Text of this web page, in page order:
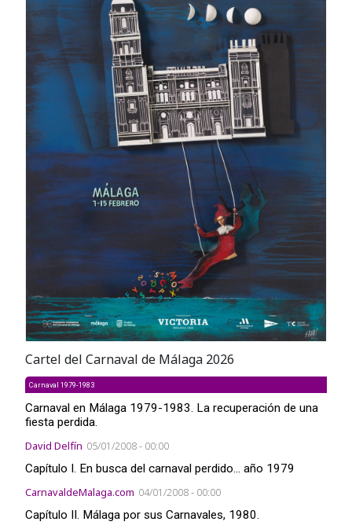
Cartel del Carnaval de Málaga 2026
Carnaval 1979-1983
Carnaval en Málaga 1979-1983. La recuperación de una
fiesta perdida.
David Delfín 05/01/2008 - 00:00
Capítulo I. En busca del carnaval perdido... año 1979
CarnavaldeMalaga.com 04/01/2008 - 00:00
Capítulo II. Málaga por sus Carnavales, 1980.